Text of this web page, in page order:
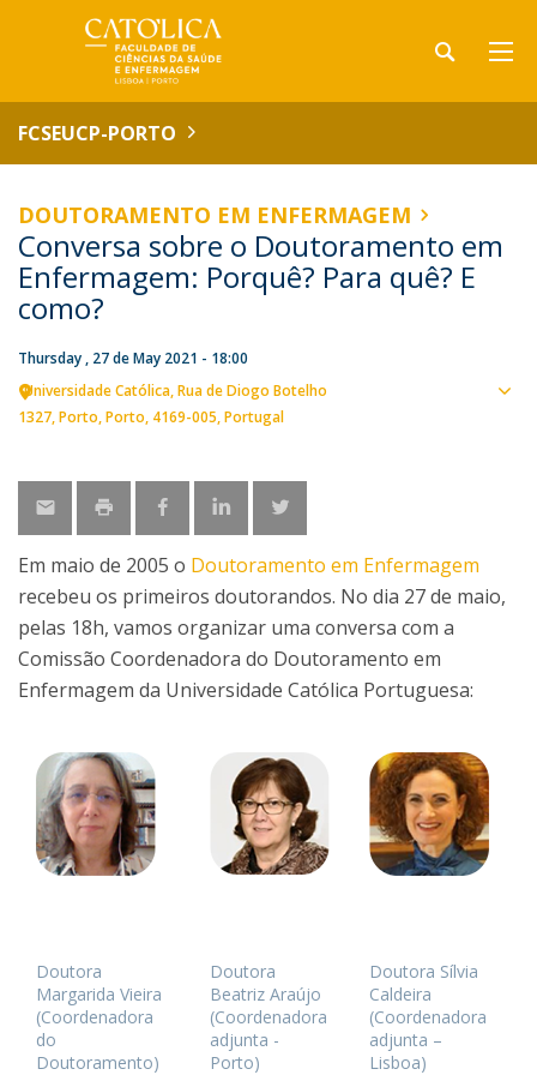
FCSEUCP-PORTO
DOUTORAMENTO EM ENFERMAGEM
Conversa sobre o Doutoramento em
Enfermagem: Porquê? Para quê? E
como?
Thursday , 27 de May 2021 - 18:00
Universidade Católica Rua de Diogo Botelho
1327 Porto Porto 4169-005 Portugal
Em maio de 2005 o Doutoramento em Enfermagem
recebeu os primeiros doutorandos. No dia 27 de maio,
pelas 18h, vamos organizar uma conversa com a
Comissão Coordenadora do Doutoramento em
Enfermagem da Universidade Católica Portuguesa:
Doutora
Margarida Vieira
(Coordenadora
do
Doutoramento)
Doutora
Beatriz Araújo
(Coordenadora
adjunta -
Porto)
Doutora Sílvia
Caldeira
(Coordenadora
adjunta –
Lisboa)